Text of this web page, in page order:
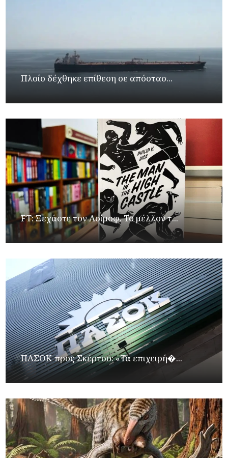
Πλοίο δέχθηκε επίθεση σε απόστασ...
FT: Ξεχάστε τον Ασίμοφ. Το μέλλον τ...
ΠΑΣΟΚ προς Σκέρτσο: «Τα επιχειρή�...